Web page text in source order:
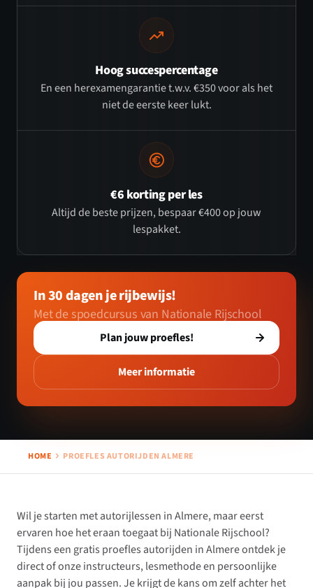
Hoog succespercentage
En een herexamengarantie t.w.v. €350 voor als het
niet de eerste keer lukt.
€6 korting per les
Altijd de beste prijzen, bespaar €400 op jouw
lespakket.
In 30 dagen je rijbewijs!
Met de spoedcursus van Nationale Rijschool
Plan jouw proefles!
Meer informatie
HOME PROEFLES AUTORIJDEN ALMERE
Wil je starten met autorijlessen in Almere, maar eerst
ervaren hoe het eraan toegaat bij Nationale Rijschool?
Tijdens een gratis proefles autorijden in Almere ontdek je
direct of onze instructeurs, lesmethode en persoonlijke
aanpak bij jou passen. Je krijgt de kans om zelf achter het